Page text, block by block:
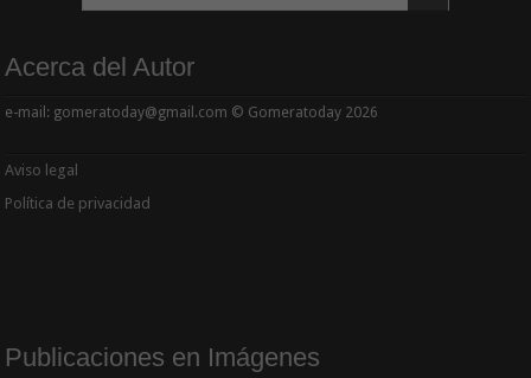
Acerca del Autor
e-mail: gomeratoday@gmail.com © Gomeratoday 2026
Aviso legal
Política de privacidad
Publicaciones en Imágenes